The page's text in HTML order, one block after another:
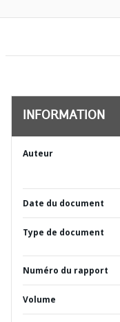
INFORMATION
Auteur
Date du document
Type de document
Numéro du rapport
Volume